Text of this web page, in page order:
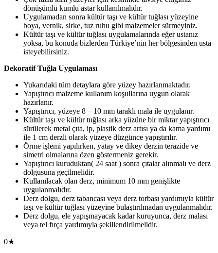
dönüşümlü kumlu astar kullanılmalıdır.
Uygulamadan sonra kültür taşı ve kültür tuğlası yüzeyine
boya, vernik, sirke, tuz ruhu gibi malzemeler sürmeyiniz.
Kültür taşı ve kültür tuğlası uygulamalarında eğer ustanız
yoksa, bu konuda bizlerden Türkiye’nin her bölgesinden usta
isteyebilirsiniz.
Dekoratif Tuğla Uygulaması
Yukarıdaki tüm detaylara göre yüzey hazırlanmaktadır.
Yapıştırıcı malzeme kullanım koşullarına uygun olarak
hazırlanır.
Yapıştırıcı, yüzeye 8 – 10 mm taraklı mala ile uygulanır.
Kültür taşı ve kültür tuğlası arka yüzüne bir miktar yapıştırıcı
sürülerek metal çıta, ip, plastik derz artısı ya da kama yardımı
ile 1 cm derzli olarak yüzeye düzgünce yapıştırılır.
Örme işlemi yapılırken, yatay ve dikey derzin terazide ve
simetri olmalarına özen göstermeniz gerekir.
Yapıştırıcı kuruduktan( 24 saat ) sonra çıtalar alınmalı ve derz
dolgusuna geçilmelidir.
Kullanılacak olan derz, minimum 10 mm genişlikte
uygulanmalıdır.
Derz dolgu, derz tabancası veya derz torbası yardımıyla kültür
taşı ve kültür tuğlası yüzeyine bulaştırılmadan uygulanmalıdır.
Derz dolgu, ele yapışmayacak kadar kuruyunca, derz malası
veya tel fırça yardımıyla şekillendirilmelidir.
0★